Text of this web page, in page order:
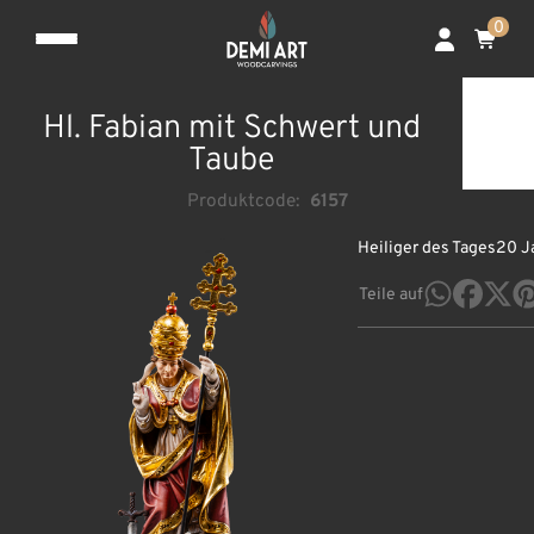
0
Hl. Fabian mit Schwert und
Taube
Produktcode: 6157
Heiliger des Tages20
Teile auf